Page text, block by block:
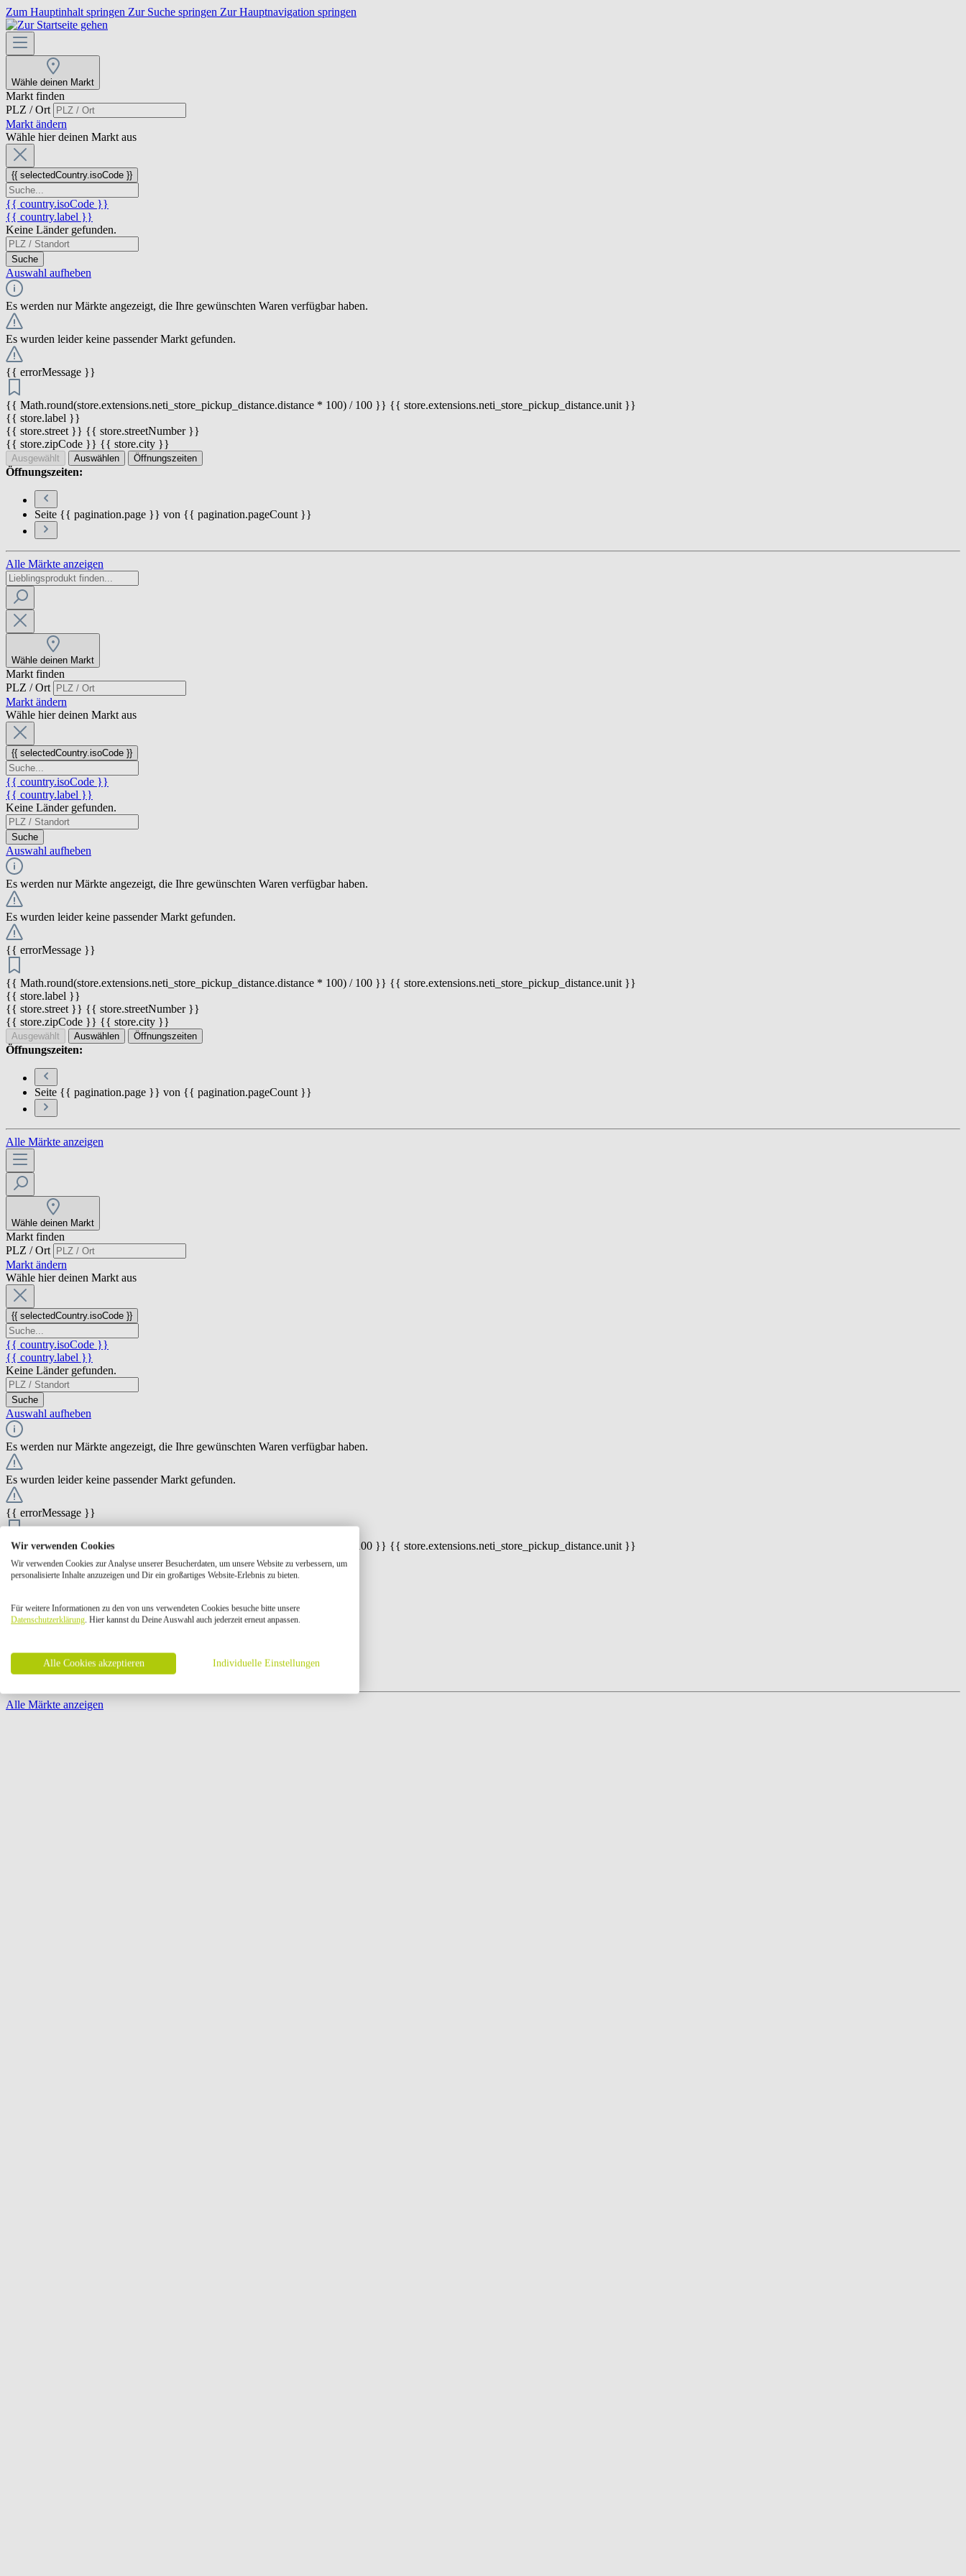
Zum Hauptinhalt springen Zur Suche springen Zur Hauptnavigation springen
Wähle deinen Markt
Markt finden
PLZ / Ort
Markt ändern
Wähle hier deinen Markt aus
{{ selectedCountry.isoCode }}
{{ country.isoCode }}
{{ country.label }}
Keine Länder gefunden.
Suche
Auswahl aufheben
Es werden nur Märkte angezeigt, die Ihre gewünschten Waren verfügbar haben.
Es wurden leider keine passender Markt gefunden.
{{ errorMessage }}
{{ Math.round(store.extensions.neti_store_pickup_distance.distance * 100) / 100 }} {{ store.extensions.neti_store_pickup_distance.unit }}
{{ store.label }}
{{ store.street }} {{ store.streetNumber }}
{{ store.zipCode }} {{ store.city }}
Ausgewählt Auswählen Öffnungszeiten
Öffnungszeiten:
Seite {{ pagination.page }} von {{ pagination.pageCount }}
Alle Märkte anzeigen
Wähle deinen Markt
Markt finden
PLZ / Ort
Markt ändern
Wähle hier deinen Markt aus
{{ selectedCountry.isoCode }}
{{ country.isoCode }}
{{ country.label }}
Keine Länder gefunden.
Suche
Auswahl aufheben
Es werden nur Märkte angezeigt, die Ihre gewünschten Waren verfügbar haben.
Es wurden leider keine passender Markt gefunden.
{{ errorMessage }}
{{ Math.round(store.extensions.neti_store_pickup_distance.distance * 100) / 100 }} {{ store.extensions.neti_store_pickup_distance.unit }}
{{ store.label }}
{{ store.street }} {{ store.streetNumber }}
{{ store.zipCode }} {{ store.city }}
Ausgewählt Auswählen Öffnungszeiten
Öffnungszeiten:
Seite {{ pagination.page }} von {{ pagination.pageCount }}
Alle Märkte anzeigen
Wähle deinen Markt
Markt finden
PLZ / Ort
Markt ändern
Wähle hier deinen Markt aus
{{ selectedCountry.isoCode }}
{{ country.isoCode }}
{{ country.label }}
Keine Länder gefunden.
Suche
Auswahl aufheben
Es werden nur Märkte angezeigt, die Ihre gewünschten Waren verfügbar haben.
Es wurden leider keine passender Markt gefunden.
{{ errorMessage }}
{{ Math.round(store.extensions.neti_store_pickup_distance.distance * 100) / 100 }} {{ store.extensions.neti_store_pickup_distance.unit }}
{{ store.label }}
{{ store.street }} {{ store.streetNumber }}
{{ store.zipCode }} {{ store.city }}
Öffnungszeiten:
Seite {{ pagination.page }} von {{ pagination.pageCount }}
Alle Märkte anzeigen
Wir verwenden Cookies
Wir verwenden Cookies zur Analyse unserer Besucherdaten, um unsere Website zu verbessern, um
personalisierte Inhalte anzuzeigen und Dir ein großartiges Website-Erlebnis zu bieten.
Für weitere Informationen zu den von uns verwendeten Cookies besuche bitte unsere
Datenschutzerklärung. Hier kannst du Deine Auswahl auch jederzeit erneut anpassen.
Alle Cookies akzeptieren Individuelle Einstellungen